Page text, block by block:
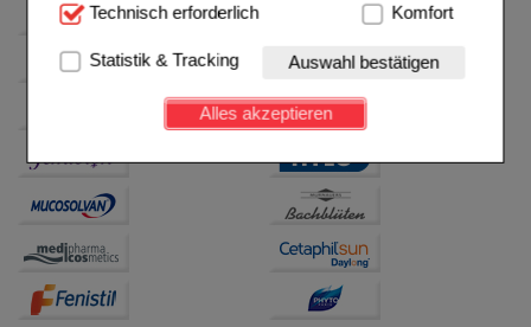
Technisch Notwendig:Hierbei handelt es sich um
Website notwendig sind (z.B. Navigation, Warenkorb,
Kundenkonto), weshalb auf diese nicht verzichtet
werden kann.
Einkaufserlebnis noch ansprechender zu gestalten,
Besuchers oder unsere Seite an bevorzugte
Verhaltensweisen (z.B. Spracheinstellung)
anzupassen. Komfort-Cookies ermöglichen es uns
auch auf Ihre Bedürfnisse zugeschrittene Inhalte
anzuzeigen und unser Partnerprogramm zu
betreiben.
Technisch erforderlich Komfort
Statistik & Tracking Auswahl bestätigen
Alles akzeptieren